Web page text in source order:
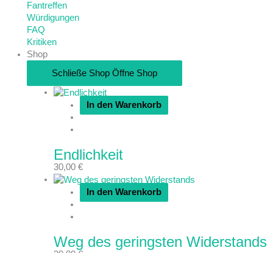
Fantreffen
Würdigungen
FAQ
Kritiken
Shop
Schließe Shop Öffne Shop
In den Warenkorb
Endlichkeit
30,00 €
In den Warenkorb
Weg des geringsten Widerstands